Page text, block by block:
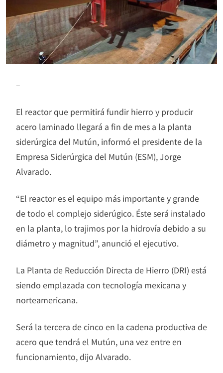
–
El reactor que permitirá fundir hierro y producir
acero laminado llegará a fin de mes a la planta
siderúrgica del Mutún, informó el presidente de la
Empresa Siderúrgica del Mutún (ESM), Jorge
Alvarado.
“El reactor es el equipo más importante y grande
de todo el complejo siderúgico. Éste será instalado
en la planta, lo trajimos por la hidrovía debido a su
diámetro y magnitud”, anunció el ejecutivo.
La Planta de Reducción Directa de Hierro (DRI) está
siendo emplazada con tecnología mexicana y
norteamericana.
Será la tercera de cinco en la cadena productiva de
acero que tendrá el Mutún, una vez entre en
funcionamiento, dijo Alvarado.